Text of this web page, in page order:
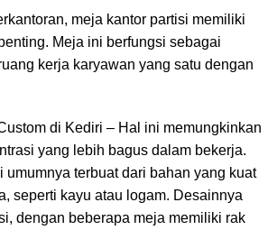
meja kantor partisi memiliki
Meja ini berfungsi sebagai
kerja karyawan yang satu dengan
di Kediri – Hal ini memungkinkan
yang lebih bagus dalam bekerja.
umumnya terbuat dari bahan yang kuat
seperti kayu atau logam. Desainnya
dengan beberapa meja memiliki rak